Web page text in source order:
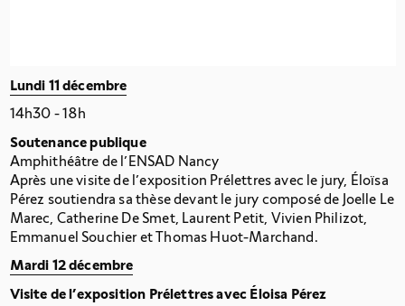
Lundi 11 décembre
14h30 - 18h
Soutenance publique
Amphithéâtre de l’ENSAD Nancy
Après une visite de l’exposition Prélettres avec le jury, Éloïsa
Pérez soutiendra sa thèse devant le jury composé de Joelle Le
Marec, Catherine De Smet, Laurent Petit, Vivien Philizot,
Emmanuel Souchier et Thomas Huot-Marchand.
Mardi 12 décembre
Visite de l’exposition Prélettres avec Éloisa Pérez